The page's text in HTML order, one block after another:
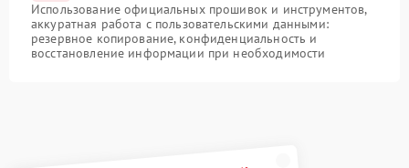
Использование официальных прошивок и инструментов,
аккуратная работа с пользовательскими данными:
резервное копирование, конфиденциальность и
восстановление информации при необходимости